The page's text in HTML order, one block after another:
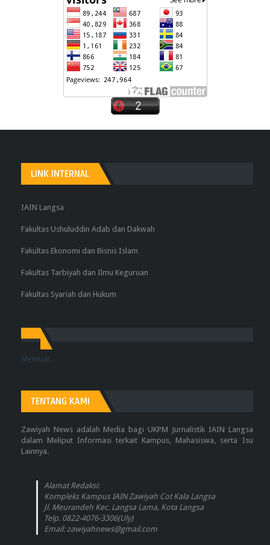
LINK INTERNAL
IAIN Langsa
Fakultas Ushuluddin Adab dan Dakwah
Fakultas Ekonomi dan Bisnis Islam
Fakultas Tarbiyah dan Ilmu Keguruan
Fakultas Syariah dan Hukum
Memuat...
TENTANG KAMI
Zawiyah News adalah Media bagi UKPM Jurnalistik IAIN Langsa
dalam Meliput Informasi terkait Kampus, Mahasiswa, serta Isu
Lainnya.
Alamat Redaksi:
Kompleks Kampus IAIN Zawiyah Cot Kala Langsa
Jl. Meurandeh Kec. Langsa Lama, Kota Langsa
Telp. 0822-4076-3306(Uly)
Email: zawiyahnews@gmail.com